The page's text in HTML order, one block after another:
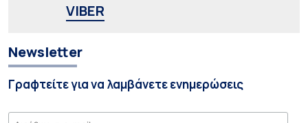
VIBER
Newsletter
Γραφτείτε για να λαμβάνετε ενημερώσεις